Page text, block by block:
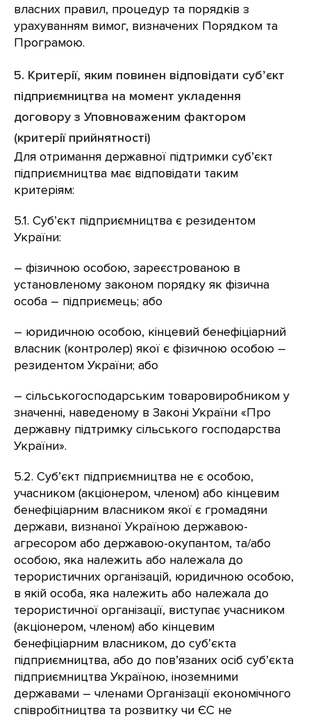
власних правил, процедур та порядків з
урахуванням вимог, визначених Порядком та
Програмою.
5. Критерії, яким повинен відповідати суб’єкт
підприємництва на момент укладення
договору з Уповноваженим фактором
(критерії прийнятності)
Для отримання державної підтримки суб’єкт
підприємництва має відповідати таким
критеріям:
5.1. Суб’єкт підприємництва є резидентом
України:
– фізичною особою, зареєстрованою в
установленому законом порядку як фізична
особа – підприємець; або
– юридичною особою, кінцевий бенефіціарний
власник (контролер) якої є фізичною особою –
резидентом України; або
– сільськогосподарським товаровиробником у
значенні, наведеному в Законі України «Про
державну підтримку сільського господарства
України».
5.2. Суб’єкт підприємництва не є особою,
учасником (акціонером, членом) або кінцевим
бенефіціарним власником якої є громадяни
держави, визнаної Україною державою-
агресором або державою-окупантом, та/або
особою, яка належить або належала до
терористичних організацій, юридичною особою,
в якій особа, яка належить або належала до
терористичної організації, виступає учасником
(акціонером, членом) або кінцевим
бенефіціарним власником, до суб’єкта
підприємництва, або до пов’язаних осіб суб’єкта
підприємництва Україною, іноземними
державами – членами Організації економічного
співробітництва та розвитку чи ЄС не